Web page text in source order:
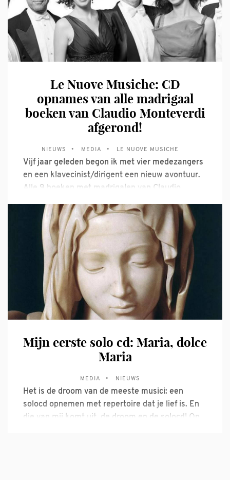
Le Nuove Musiche: CD
opnames van alle madrigaal
boeken van Claudio Monteverdi
afgerond!
NIEUWS MEDIA LE NUOVE MUSICHE
Vijf jaar geleden begon ik met vier medezangers
en een klavecinist/dirigent een nieuw avontuur.
Alle 9 boeken met madrigalen van Claudio
het platenlabel Briljant Classics, en
Monteverdikenner Krijn Koetsveld werd
gevraagd om dat huzarenstukje op zich te
nemen. Krijn is iemand die vooral in
Mijn eerste solo cd: Maria, dolce
Maria
MEDIA NIEUWS
Het is de droom van de meeste musici: een
solocd opnemen met repertoire dat je lief is. En
die van mij komt uit, de droom en de solocd! Op